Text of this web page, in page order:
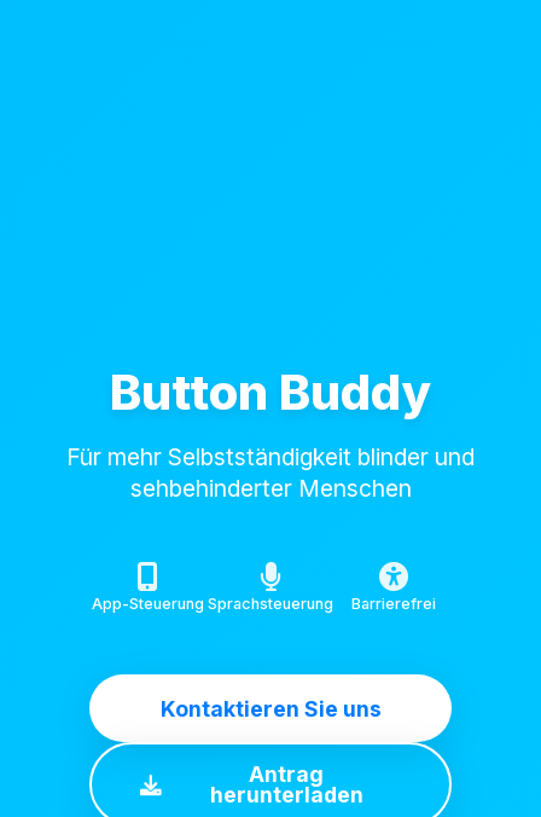
Button Buddy
Für mehr Selbstständigkeit blinder und
sehbehinderter Menschen
App-Steuerung Sprachsteuerung Barrierefrei
Kontaktieren Sie uns
Antrag
herunterladen